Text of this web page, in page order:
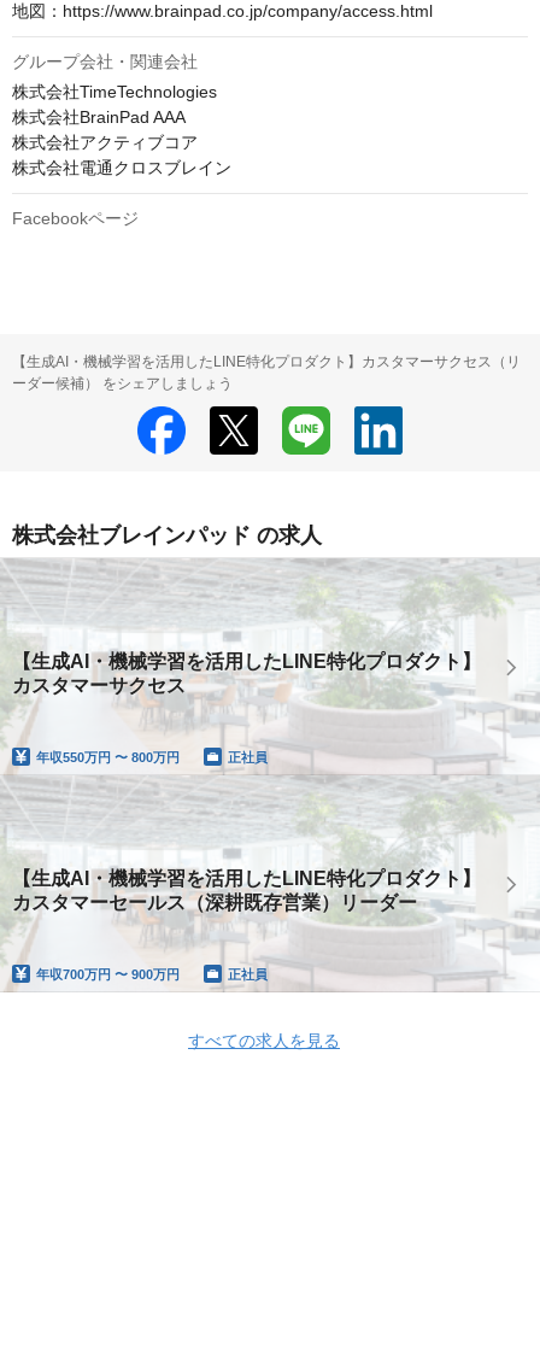
地図：https://www.brainpad.co.jp/company/access.html
グループ会社・関連会社
株式会社TimeTechnologies
株式会社BrainPad AAA
株式会社アクティブコア
株式会社電通クロスブレイン
Facebookページ
【生成AI・機械学習を活用したLINE特化プロダクト】カスタマーサクセス（リ
ーダー候補） をシェアしましょう
株式会社ブレインパッド の求人
【生成AI・機械学習を活用したLINE特化プロダクト】
カスタマーサクセス
年収550万円 〜 800万円 正社員
【生成AI・機械学習を活用したLINE特化プロダクト】
カスタマーセールス（深耕既存営業）リーダー
年収700万円 〜 900万円 正社員
すべての求人を見る